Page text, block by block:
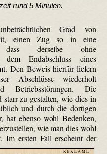
rund 5 Minuten.
Grad von
einen Zug so in eine
dass derselbe ohne
dem Endabschluss eines
Den Beweis hierfür liefern
Abschlüsse wiederholt
Betriebsstörungen. Die
starr zu gestalten, wie dies in
und durch die dortigen
hat ebenso wohl Bedenken,
wie man dies wohl
- R E K L A M E -
Im ersten Fall erscheint der